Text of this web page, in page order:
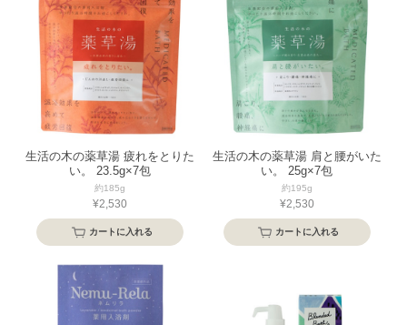
生活の木の薬草湯 疲れをとりた
い。 23.5g×7包
約185g
¥2,530
カートに入れる
生活の木の薬草湯 肩と腰がいた
い。 25g×7包
約195g
¥2,530
カートに入れる